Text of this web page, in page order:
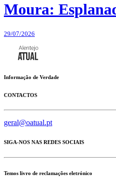
Moura:
29/07/2026
Informação de Verdade
CONTACTOS
geral@oatual.pt
SIGA-NOS NAS REDES SOCIAIS
Temos livro de reclamações eletrónico